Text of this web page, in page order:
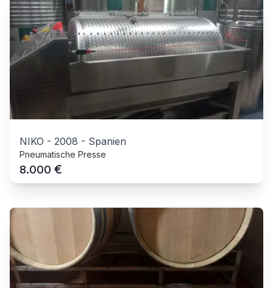
NIKO - 2008 - Spanien
Pneumatische Presse
8.000 €